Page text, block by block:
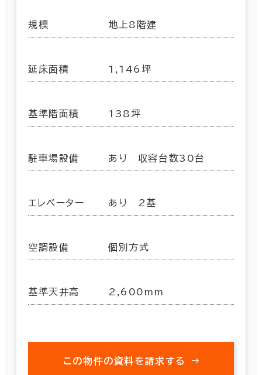
規模 地上8階建
延床面積 1,146坪
基準階面積 138坪
駐車場設備 あり 収容台数30台
エレベーター あり 2基
空調設備 個別方式
基準天井高 2,600mm
この物件の資料を請求する